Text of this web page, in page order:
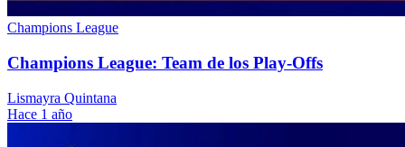
Champions League
Champions League: Team de los Play-Offs
Lismayra Quintana
Hace 1 año